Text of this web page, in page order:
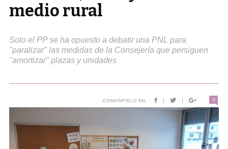
medio rural
Solo el PP se ha opuesto a debatir una PNL para
"paralizar" las medidas de la Consejería que persiguen
"amortizar" plazas y unidades
COMPÁRTELO EN: | | 0